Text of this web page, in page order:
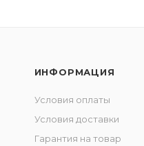
ИНФОРМАЦИЯ
Условия оплаты
Условия доставки
Гарантия на товар